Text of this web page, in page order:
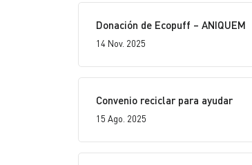
Donación de Ecopuff – ANIQUEM
14 Nov. 2025
Convenio reciclar para ayudar
15 Ago. 2025